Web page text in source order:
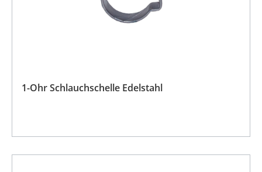
1-Ohr Schlauchschelle Edelstahl